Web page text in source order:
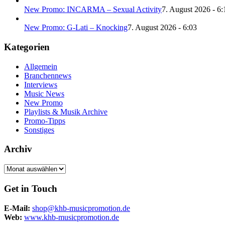
New Promo: INCARMA – Sexual Activity7. August 2026 -
New Promo: G-Lati – Knocking7. August 2026 - 6:03
Kategorien
Allgemein
Branchennews
Interviews
Music News
New Promo
Playlists & Musik Archive
Promo-Tipps
Sonstiges
Archiv
Archiv
Get in Touch
E-Mail: shop@khb-musicpromotion.de
Web: www.khb-musicpromotion.de